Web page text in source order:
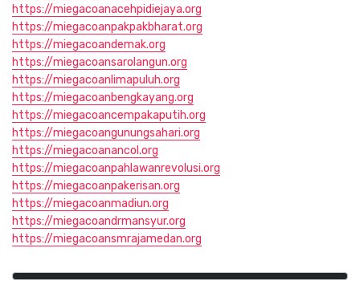
https://miegacoanacehpidiejaya.org
https://miegacoanpakpakbharat.org
https://miegacoandemak.org
https://miegacoansarolangun.org
https://miegacoanlimapuluh.org
https://miegacoanbengkayang.org
https://miegacoancempakaputih.org
https://miegacoangunungsahari.org
https://miegacoanancol.org
https://miegacoanpahlawanrevolusi.org
https://miegacoanpakerisan.org
https://miegacoanmadiun.org
https://miegacoandrmansyur.org
https://miegacoansmrajamedan.org